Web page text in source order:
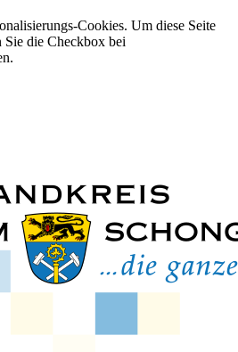
Cookies. Um diese Seite
Sie die Checkbox bei